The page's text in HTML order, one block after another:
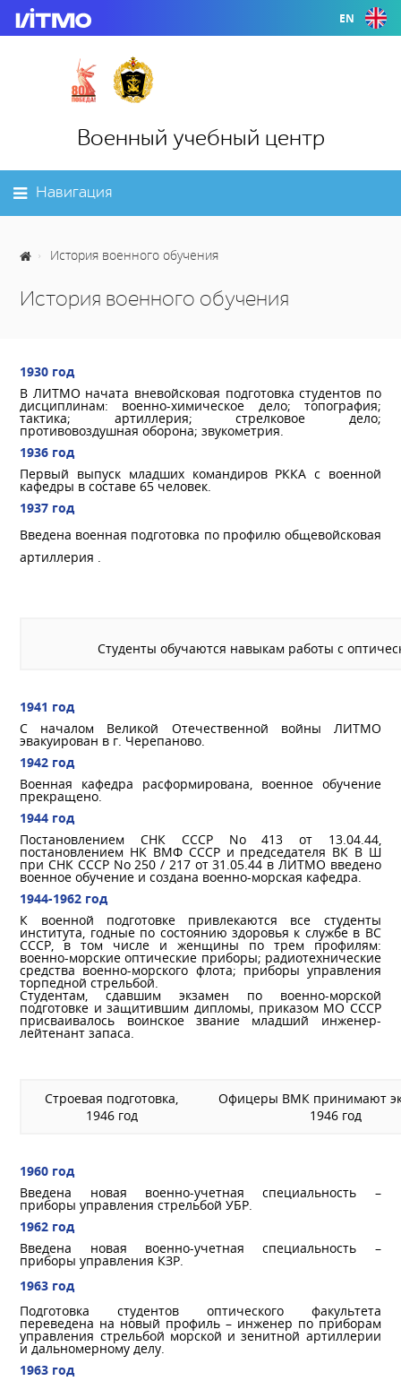
EN
Военный учебный центр
Навигация
История военного обучения
История военного обучения
1930 год
В ЛИТМО начата вневойсковая подготовка студентов по
дисциплинам: военно-химическое дело; топография;
тактика; артиллерия; стрелковое дело;
противовоздушная оборона; звукометрия.
1936 год
Первый выпуск младших командиров РККА с военной
кафедры в составе 65 человек.
1937 год
Введена военная подготовка по профилю общевойсковая
артиллерия .
Студенты обучаются навыкам работы с
1941 год
С началом Великой Отечественной войны ЛИТМО
эвакуирован в г. Черепаново.
1942 год
Военная кафедра расформирована, военное обучение
прекращено.
1944 год
Постановлением СНК СССР No 413 от 13.04.44,
постановлением НК ВМФ СССР и председателя ВК В Ш
при СНК СССР No 250 / 217 от 31.05.44 в ЛИТМО введено
военное обучение и создана военно-морская кафедра.
1944-1962 год
К военной подготовке привлекаются все студенты
института, годные по состоянию здоровья к службе в ВС
СССР, в том числе и женщины по трем профилям:
военно-морские оптические приборы; радиотехнические
средства военно-морского флота; приборы управления
торпедной стрельбой.
Студентам, сдавшим экзамен по военно-морской
подготовке и защитившим дипломы, приказом МО СССР
присваивалось воинское звание младший инженер-
лейтенант запаса.
Строевая подготовка,
1946 год
Офицеры ВМК принимают
1946 год
1960 год
Введена новая военно-учетная специальность –
приборы управления стрельбой УБР.
1962 год
Введена новая военно-учетная специальность –
приборы управления КЗР.
1963 год
Подготовка студентов оптического факультета
переведена на новый профиль – инженер по приборам
управления стрельбой морской и зенитной артиллерии
и дальномерному делу.
1963 год